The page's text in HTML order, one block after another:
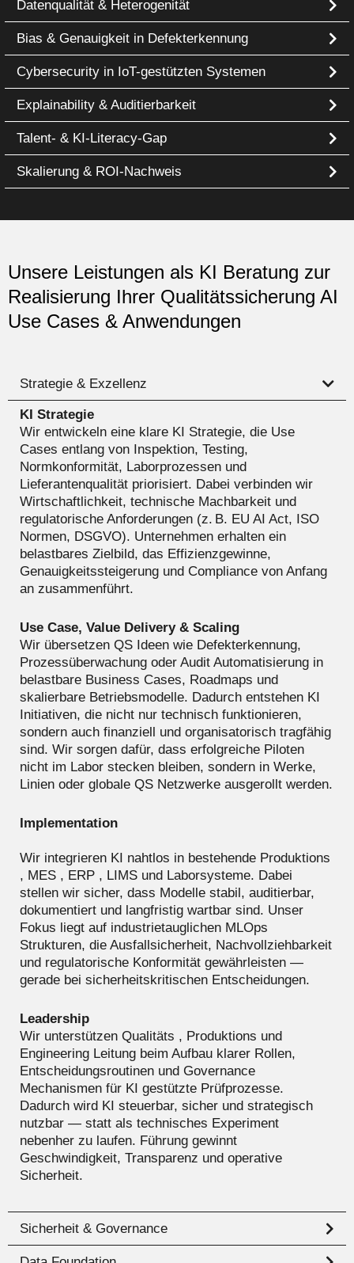
Datenqualität & Heterogenität
Bias & Genauigkeit in Defekterkennung
Cybersecurity in IoT-gestützten Systemen
Explainability & Auditierbarkeit
Talent- & KI-Literacy-Gap
Skalierung & ROI-Nachweis
Unsere Leistungen als KI Beratung zur
Realisierung Ihrer Qualitätssicherung AI
Use Cases & Anwendungen
Strategie & Exzellenz
KI Strategie
Wir entwickeln eine klare KI Strategie, die Use
Cases entlang von Inspektion, Testing,
Normkonformität, Laborprozessen und
Lieferantenqualität priorisiert. Dabei verbinden wir
Wirtschaftlichkeit, technische Machbarkeit und
regulatorische Anforderungen (z. B. EU AI Act, ISO
Normen, DSGVO). Unternehmen erhalten ein
belastbares Zielbild, das Effizienzgewinne,
Genauigkeitssteigerung und Compliance von Anfang
an zusammenführt.
Use Case, Value Delivery & Scaling
Wir übersetzen QS Ideen wie Defekterkennung,
Prozessüberwachung oder Audit Automatisierung in
belastbare Business Cases, Roadmaps und
skalierbare Betriebsmodelle. Dadurch entstehen KI
Initiativen, die nicht nur technisch funktionieren,
sondern auch finanziell und organisatorisch tragfähig
sind. Wir sorgen dafür, dass erfolgreiche Piloten
nicht im Labor stecken bleiben, sondern in Werke,
Linien oder globale QS Netzwerke ausgerollt werden.
Implementation
Wir integrieren KI nahtlos in bestehende Produktions
, MES , ERP , LIMS und Laborsysteme. Dabei
stellen wir sicher, dass Modelle stabil, auditierbar,
dokumentiert und langfristig wartbar sind. Unser
Fokus liegt auf industrietauglichen MLOps
Strukturen, die Ausfallsicherheit, Nachvollziehbarkeit
und regulatorische Konformität gewährleisten —
gerade bei sicherheitskritischen Entscheidungen.
Leadership
Wir unterstützen Qualitäts , Produktions und
Engineering Leitung beim Aufbau klarer Rollen,
Entscheidungsroutinen und Governance
Mechanismen für KI gestützte Prüfprozesse.
Dadurch wird KI steuerbar, sicher und strategisch
nutzbar — statt als technisches Experiment
nebenher zu laufen. Führung gewinnt
Geschwindigkeit, Transparenz und operative
Sicherheit.
Sicherheit & Governance